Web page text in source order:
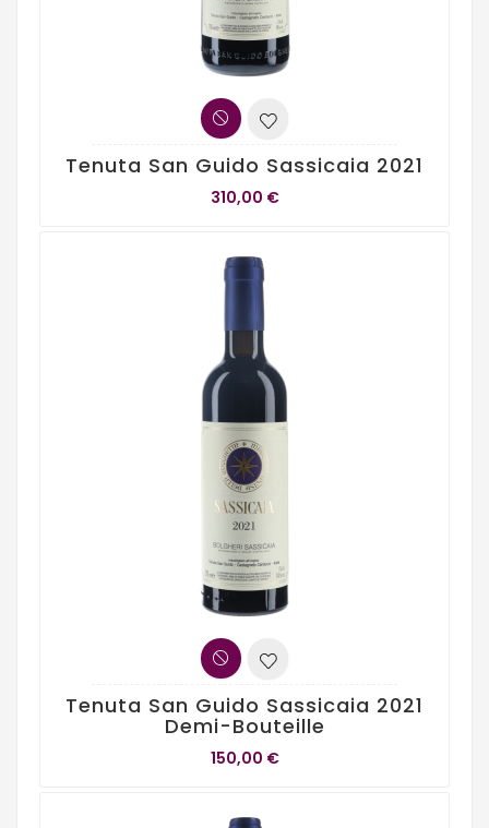
Tenuta San Guido Sassicaia 2021
310,00 €
Tenuta San Guido Sassicaia 2021
Demi-Bouteille
150,00 €